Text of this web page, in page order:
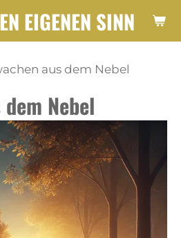
EIGENEN SINN
aus dem Nebel
Nebel